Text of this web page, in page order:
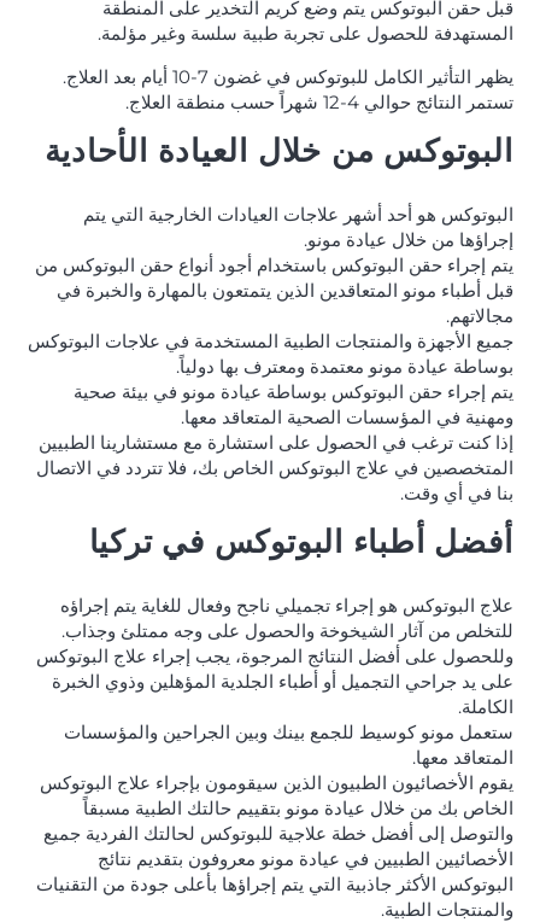
قبل حقن البوتوكس يتم وضع كريم التخدير على المنطقة
المستهدفة للحصول على تجربة طبية سلسة وغير مؤلمة.
يظهر التأثير الكامل للبوتوكس في غضون 7-10 أيام بعد العلاج.
تستمر النتائج حوالي 4-12 شهراً حسب منطقة العلاج.
البوتوكس من خلال العيادة الأحادية
البوتوكس هو أحد أشهر علاجات العيادات الخارجية التي يتم
إجراؤها من خلال عيادة مونو.
يتم إجراء حقن البوتوكس باستخدام أجود أنواع حقن البوتوكس من
قبل أطباء مونو المتعاقدين الذين يتمتعون بالمهارة والخبرة في
مجالاتهم.
جميع الأجهزة والمنتجات الطبية المستخدمة في علاجات البوتوكس
بوساطة عيادة مونو معتمدة ومعترف بها دولياً.
يتم إجراء حقن البوتوكس بوساطة عيادة مونو في بيئة صحية
ومهنية في المؤسسات الصحية المتعاقد معها.
إذا كنت ترغب في الحصول على استشارة مع مستشارينا الطبيين
المتخصصين في علاج البوتوكس الخاص بك، فلا تتردد في الاتصال
بنا في أي وقت.
أفضل أطباء البوتوكس في تركيا
علاج البوتوكس هو إجراء تجميلي ناجح وفعال للغاية يتم إجراؤه
للتخلص من آثار الشيخوخة والحصول على وجه ممتلئ وجذاب.
وللحصول على أفضل النتائج المرجوة، يجب إجراء علاج البوتوكس
على يد جراحي التجميل أو أطباء الجلدية المؤهلين وذوي الخبرة
الكاملة.
ستعمل مونو كوسيط للجمع بينك وبين الجراحين والمؤسسات
المتعاقد معها.
يقوم الأخصائيون الطبيون الذين سيقومون بإجراء علاج البوتوكس
الخاص بك من خلال عيادة مونو بتقييم حالتك الطبية مسبقاً
والتوصل إلى أفضل خطة علاجية للبوتوكس لحالتك الفردية جميع
الأخصائيين الطبيين في عيادة مونو معروفون بتقديم نتائج
البوتوكس الأكثر جاذبية التي يتم إجراؤها بأعلى جودة من التقنيات
والمنتجات الطبية.